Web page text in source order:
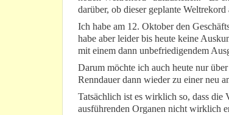
darüber, ob dieser geplante
Ich habe am 12. Oktober den
habe aber leider bis heute keine
mit einem dann unbefriedigendem
Darum möchte ich auch heute nur
Renndauer dann wieder zu einer neu
Tatsächlich ist es wirklich so, dass
ausführenden Organen nicht wirklich